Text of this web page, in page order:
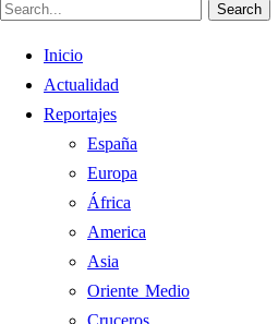
Search
Inicio
Actualidad
Reportajes
España
Europa
África
America
Asia
Oriente Medio
Cruceros